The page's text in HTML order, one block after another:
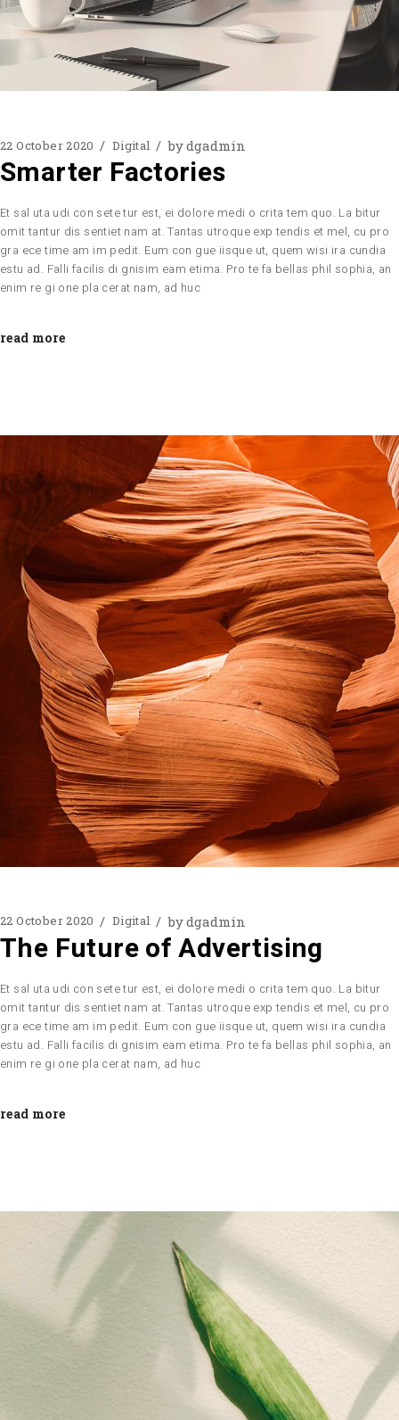
22 October 2020 Digital bydgadmin
Smarter Factories
Et sal uta udi con sete tur est, ei dolore medi o crita tem quo. La bitur
omit tantur dis sentiet nam at. Tantas utroque exp tendis et mel, cu pro
gra ece time am im pedit. Eum con gue iisque ut, quem wisi ira cundia
estu ad. Falli facilis di gnisim eam etima. Pro te fa bellas phil sophia, an
enim re gi one pla cerat nam, ad huc
read more
22 October 2020 Digital bydgadmin
The Future of Advertising
Et sal uta udi con sete tur est, ei dolore medi o crita tem quo. La bitur
omit tantur dis sentiet nam at. Tantas utroque exp tendis et mel, cu pro
gra ece time am im pedit. Eum con gue iisque ut, quem wisi ira cundia
estu ad. Falli facilis di gnisim eam etima. Pro te fa bellas phil sophia, an
enim re gi one pla cerat nam, ad huc
read more